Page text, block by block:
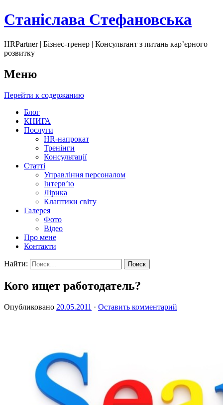
Станіслава Стефановська
HRPartner | Бізнес-тренер | Консультант з питань карʼєрного
розвитку
Меню
Перейти к содержанию
Блог
КНИГА
Послуги
HR-напрокат
Тренінги
Консультації
Статті
Управління персоналом
Інтервʼю
Лірика
Клаптики світу
Галерея
Фото
Відео
Про мене
Контакти
Найти:
Кого ищет работодатель?
Опубликовано 20.05.2011 · Оставить комментарий